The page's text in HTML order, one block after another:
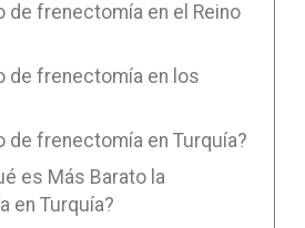
de frenectomía en el Reino
de frenectomía en los
de frenectomía en Turquía?
es Más Barato la
en Turquía?